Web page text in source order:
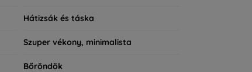
Hátizsák és táska
Szuper vékony, minimalista
Bőröndök